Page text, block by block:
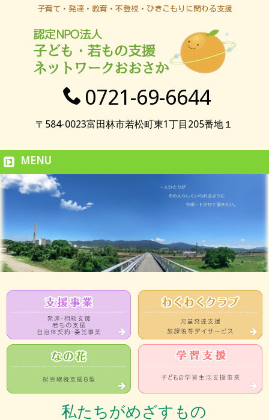
子育て・発達・教育・不登校・ひきこもりに関わる支援
0721-69-6644
〒584-0023富田林市若松町東1丁目205番地１
MENU
私たちがめざすもの